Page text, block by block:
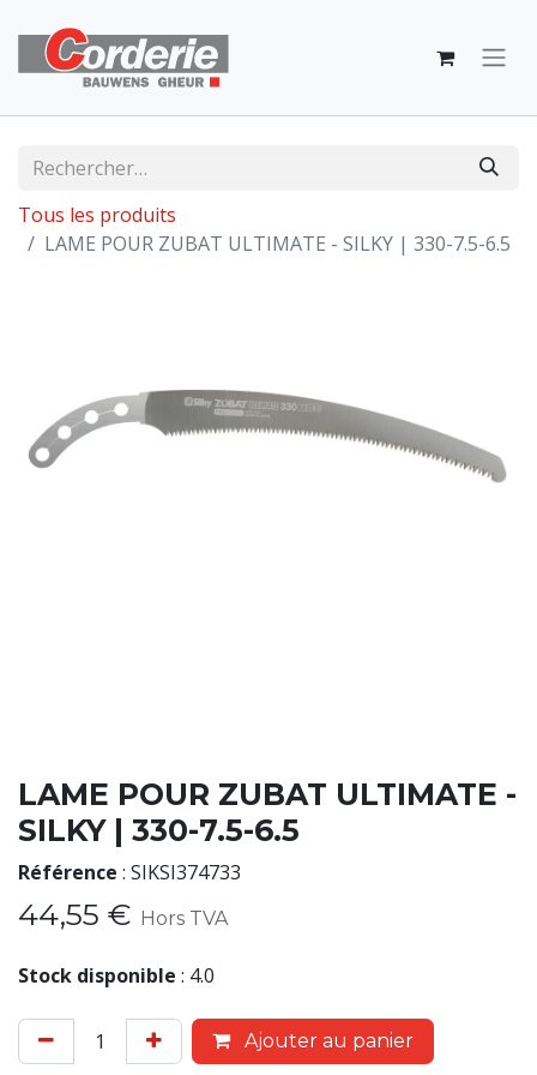
Tous les produits
LAME POUR ZUBAT ULTIMATE - SILKY | 330-7.5-6.5
LAME POUR ZUBAT ULTIMATE -
SILKY | 330-7.5-6.5
Référence : SIKSI374733
44,55 € Hors TVA
Stock disponible : 4.0
Ajouter au panier